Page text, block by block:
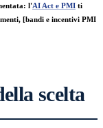
l'AI Act e PMI ti
[bandi e incentivi PMI
scelta